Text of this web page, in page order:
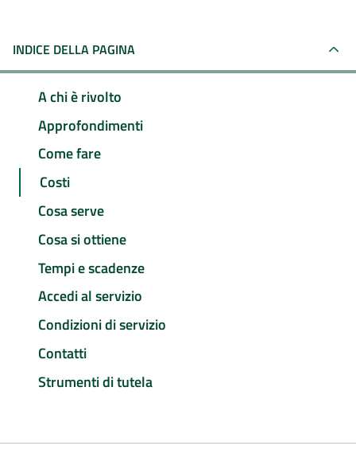
INDICE DELLA PAGINA
A chi è rivolto
Approfondimenti
Come fare
Costi
Cosa serve
Cosa si ottiene
Tempi e scadenze
Accedi al servizio
Condizioni di servizio
Contatti
Strumenti di tutela